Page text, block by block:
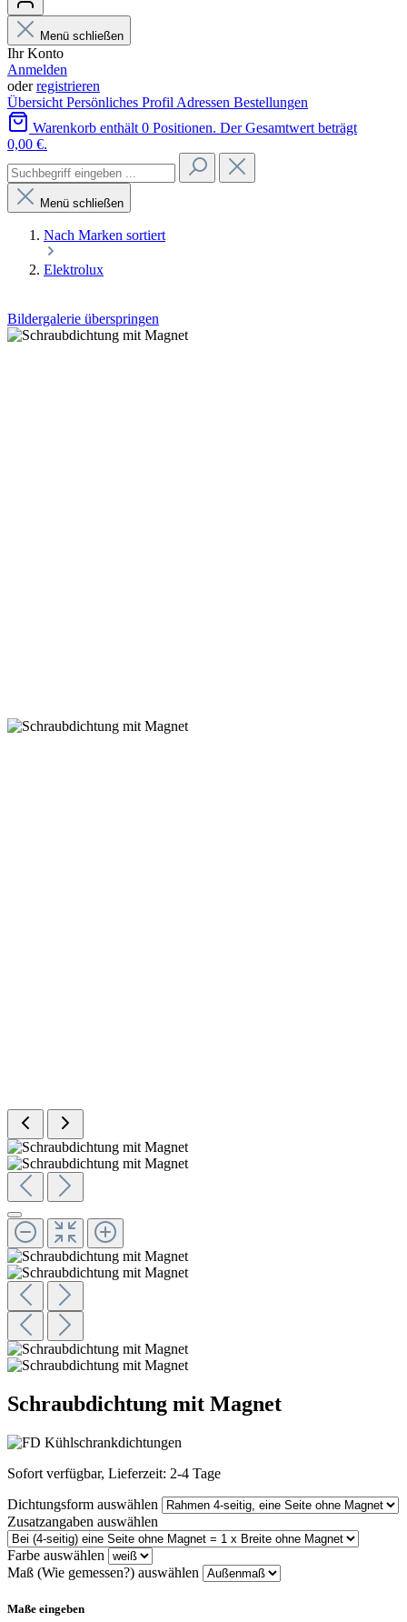
Menü schließen
Ihr Konto
Anmelden
oderregistrieren
Übersicht Persönliches Profil Adressen Bestellungen
Warenkorb enthält 0 Positionen. Der Gesamtwert beträgt
0,00 €.
Menü schließen
Nach Marken sortiert
Elektrolux
Bildergalerie überspringen
Schraubdichtung mit Magnet
Sofort verfügbar, Lieferzeit: 2-4 Tage
Dichtungsform auswählen
Zusatzangaben auswählen
Farbe auswählen
Maß (Wie gemessen?) auswählen
Maße eingeben